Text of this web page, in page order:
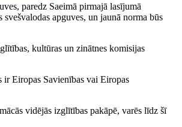
paredz Saeimā pirmajā lasījumā
apguves, un jaunā norma būs
kultūras un zinātnes komisijas
ir Eiropas Savienības vai Eiropas
vidējās izglītības pakāpē, varēs līdz šī